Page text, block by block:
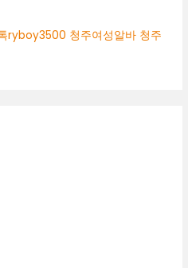
ryboy3500 청주여성알바 청주